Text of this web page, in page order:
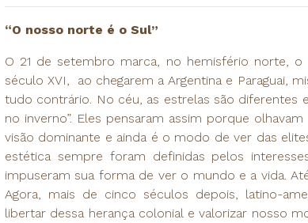
“O nosso norte é o Sul”
O 21 de setembro marca, no hemisfério norte,
século XVI, ao chegarem a Argentina e Paraguai,
tudo contrário. No céu, as estrelas são diferentes
no inverno”. Eles pensaram assim porque
visão dominante e ainda é o modo de ver das
estética sempre foram definidas pelos
impuseram sua forma de ver o mundo e a vida.
Agora, mais de cinco séculos depois, latino-
libertar dessa herança colonial e valorizar nosso